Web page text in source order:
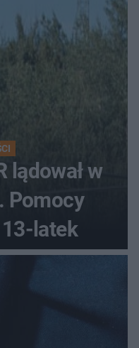
lądował w
Pomocy
latek